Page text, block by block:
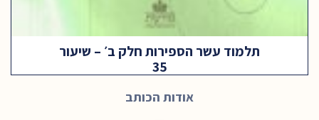
תלמוד עשר הספירות חלק ב׳ – שיעור
35
אודות הכותב